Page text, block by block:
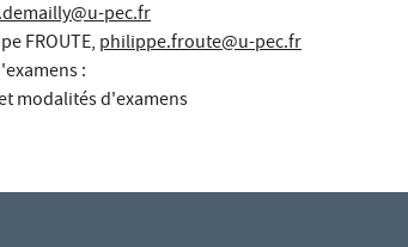
pec.fr
FROUTE, philippe.froute@u-pec.fr
:
modalités d'examens